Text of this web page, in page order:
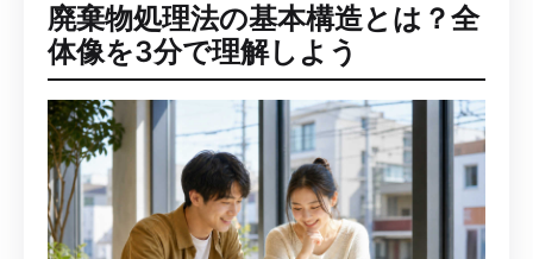
廃棄物処理法の基本構造とは？全
体像を3分で理解しよう